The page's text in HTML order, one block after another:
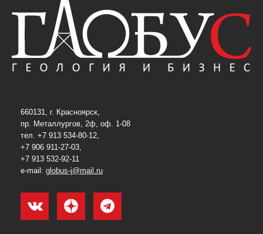
660131, г. Красноярск,
пр. Металлургов, 2ф, оф. 1-08
тел. +7 913 534-80-12,
+7 906 911-27-03,
+7 913 532-92-11
e-mail: globus-j@mail.ru